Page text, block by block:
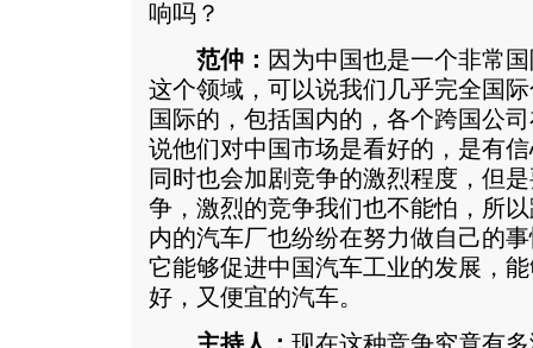
响吗？
范仲： 因为中国也是一个非常
这个领域，可以说我们几乎完全国
国际的，包括国内的，各个跨国公
说他们对中国市场是看好的，是有
同时也会加剧竞争的激烈程度，但
争，激烈的竞争我们也不能怕，所
内的汽车厂也纷纷在努力做自己的
它能够促进中国汽车工业的发展，
好，又便宜的汽车。